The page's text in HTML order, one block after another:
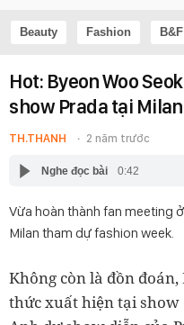
Beauty Fashion
Hot: Byeon Woo
show Prada tại
TH.THANH 2 năm trước
Nghe đọc bài 0:42
Vừa hoàn thành fan meeting
Milan tham dự fashion week.
Không còn là đồn
thức xuất hiện tại show